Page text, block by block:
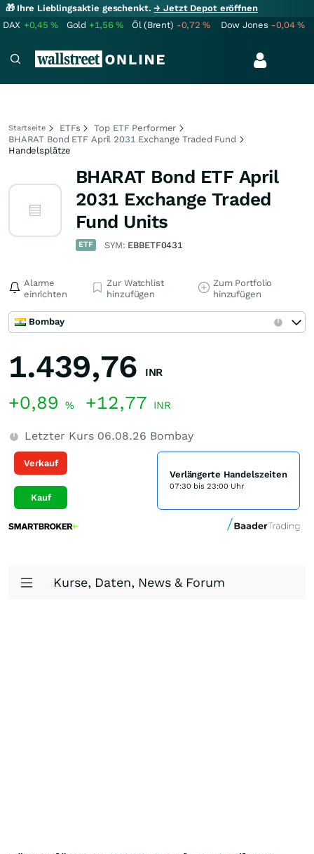
🎁 Ihre Lieblingsaktie geschenkt.→ Jetzt Depot eröffnen
DAX +0,45% Gold +1,56% Öl (Brent) -0,72% Dow Jones -0,04%
Startseite ETFs
Top ETF Performer
BHARAT Bond ETF April 2031 Exchange Traded Fund
Handelsplätze
BHARAT Bond ETF April
2031 Exchange Traded
Fund Units
ETF SYM: EBBETF0431
Alarme
einrichten
Zur Watchlist
hinzufügen
Zum Portfolio
hinzufügen
Bombay
1.439,76 INR
+0,89 % +12,77 INR
Letzter Kurs 06.08.26 Bombay
Verkauf
Kauf
Verlängerte Handelszeiten
07:30 bis 23:00 Uhr
Kurse, Daten, News & Forum